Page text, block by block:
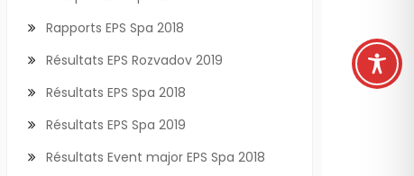
Rapports EPS Spa 2018
Résultats EPS Rozvadov 2019
Résultats EPS Spa 2018
Résultats EPS Spa 2019
Résultats Event major EPS Spa 2018